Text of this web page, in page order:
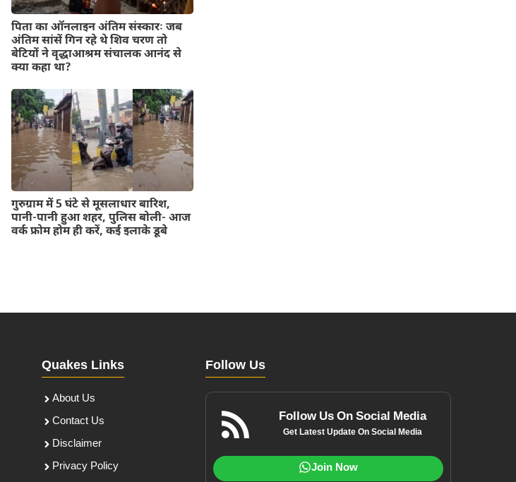
पिता का ऑनलाइन अंतिम संस्कारः जब
अंतिम सांसें गिन रहे थे शिव चरण तो
बेटियों ने वृद्धाआश्रम संचालक आनंद से
क्या कहा था?
गुरुग्राम में 5 घंटे से मूसलाधार बारिश,
पानी-पानी हुआ शहर, पुलिस बोली- आज
वर्क फ्रोम होम ही करें, कई इलाके डूबे
Quakes Links
About Us
Contact Us
Disclaimer
Privacy Policy
Follow Us
Follow Us On Social Media
Get Latest Update On Social Media
Join Now